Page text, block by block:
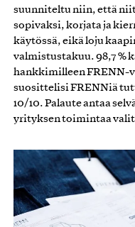
suunniteltu niin, että
sopivaksi, korjata ja
käytössä, eikä loju
valmistustakuu. 98,7 %
hankkimilleen FRENN-
suosittelisi FRENNiä
10/10. Palaute antaa
yrityksen toimintaa